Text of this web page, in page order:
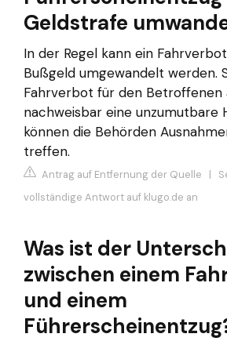
Geldstrafe
In der Regel kann ein
Bußgeld umgewandelt werden.
Fahrverbot für den Betroffenen
nachweisbar eine unzumutbare
können die Behörden
treffen.
Antrag auf Entfernung der Quelle |
vollständige Antwort auf klugo.de an
Was ist der
zwischen einem
und einem